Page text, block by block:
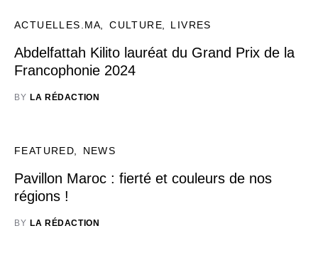
ACTUELLES.MA CULTURE LIVRES
Abdelfattah Kilito lauréat du Grand Prix de la
Francophonie 2024
BY LA RÉDACTION
FEATURED NEWS
Pavillon Maroc : fierté et couleurs de nos
régions !
BY LA RÉDACTION